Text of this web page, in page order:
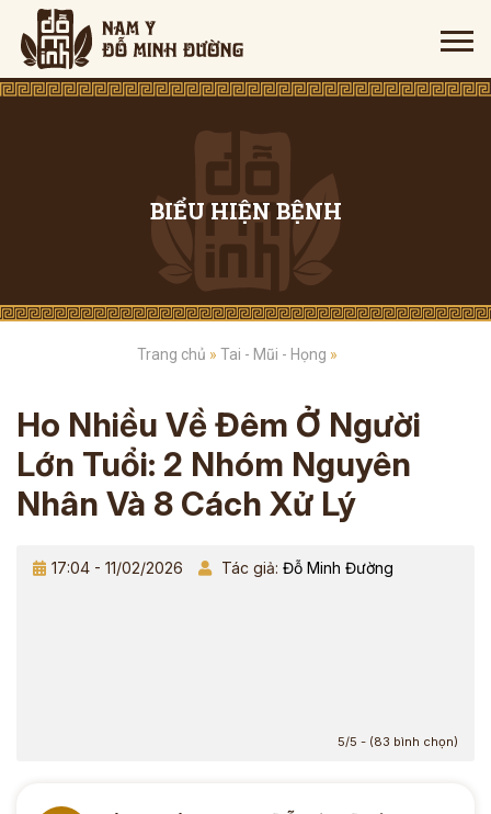
BIỂU HIỆN BỆNH
Trang chủ » Tai - Mũi - Họng »
Ho Nhiều Về Đêm Ở Người
Lớn Tuổi: 2 Nhóm Nguyên
Nhân Và 8 Cách Xử Lý
17:04 - 11/02/2026 Tác giả: Đỗ Minh Đường
5/5 - (83 bình chọn)